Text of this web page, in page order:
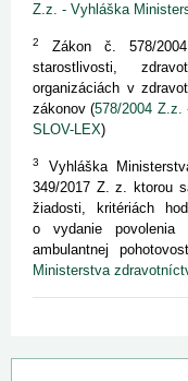
Z.z. - Vyhláška
2
Zákon č. 578/
starostlivosti,
organizáciách v
zákonov (578/2004
SLOV-LEX)
3
Vyhláška
349/2017 Z. z. ktorou
žiadosti, kritériách
o vydanie povolenia
ambulantnej
Ministerstva